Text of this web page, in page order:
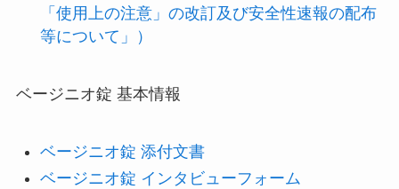
「使用上の注意」の改訂及び安全性速報の配布
等について」）
ベージニオ錠 基本情報
ベージニオ錠 添付文書
ベージニオ錠 インタビューフォーム